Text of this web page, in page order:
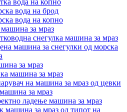
вода на копно
вода на брод
вода на копно
за мраз
снегулка машина за мраз
машина за снегулки од морска
за мраз
машина за мраз
на машина за мраз од цевки
за мраз
ладење машина за мраз
машина за мраз од типот на